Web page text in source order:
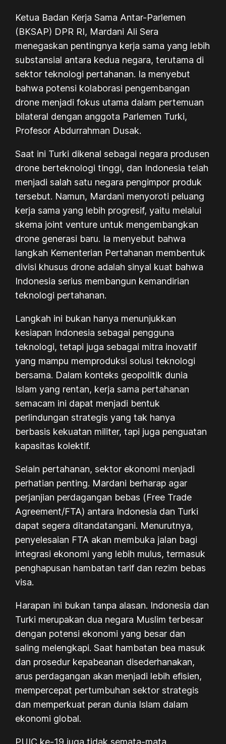
Ketua Badan Kerja Sama Antar-Parlemen
(BKSAP) DPR RI, Mardani Ali Sera
menegaskan pentingnya kerja sama yang lebih
substansial antara kedua negara, terutama di
sektor teknologi pertahanan. Ia menyebut
bahwa potensi kolaborasi pengembangan
drone menjadi fokus utama dalam pertemuan
bilateral dengan anggota Parlemen Turki,
Profesor Abdurrahman Dusak.
Saat ini Turki dikenal sebagai negara produsen
drone berteknologi tinggi, dan Indonesia telah
menjadi salah satu negara pengimpor produk
tersebut. Namun, Mardani menyoroti peluang
kerja sama yang lebih progresif, yaitu melalui
skema joint venture untuk mengembangkan
drone generasi baru. Ia menyebut bahwa
langkah Kementerian Pertahanan membentuk
divisi khusus drone adalah sinyal kuat bahwa
Indonesia serius membangun kemandirian
teknologi pertahanan.
Langkah ini bukan hanya menunjukkan
kesiapan Indonesia sebagai pengguna
teknologi, tetapi juga sebagai mitra inovatif
yang mampu memproduksi solusi teknologi
bersama. Dalam konteks geopolitik dunia
Islam yang rentan, kerja sama pertahanan
semacam ini dapat menjadi bentuk
perlindungan strategis yang tak hanya
berbasis kekuatan militer, tapi juga penguatan
kapasitas kolektif.
Selain pertahanan, sektor ekonomi menjadi
perhatian penting. Mardani berharap agar
perjanjian perdagangan bebas (Free Trade
Agreement/FTA) antara Indonesia dan Turki
dapat segera ditandatangani. Menurutnya,
penyelesaian FTA akan membuka jalan bagi
integrasi ekonomi yang lebih mulus, termasuk
penghapusan hambatan tarif dan rezim bebas
visa.
Harapan ini bukan tanpa alasan. Indonesia dan
Turki merupakan dua negara Muslim terbesar
dengan potensi ekonomi yang besar dan
saling melengkapi. Saat hambatan bea masuk
dan prosedur kepabeanan disederhanakan,
arus perdagangan akan menjadi lebih efisien,
mempercepat pertumbuhan sektor strategis
dan memperkuat peran dunia Islam dalam
ekonomi global.
PUIC ke-19 juga tidak semata-mata